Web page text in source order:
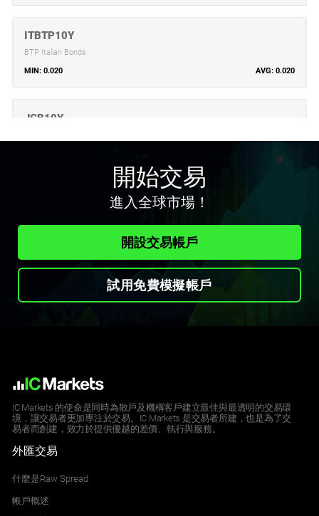
ITBTP10Y
BTP Italian Bonds
0.020
0.020
JGB10Y
US 10 YR T-Note
UST30Y
0.030
開始交易
進入全球市場！
開設交易帳戶
試用免費模擬帳戶
IC Markets 的使命是同時為散戶及機構客戶建立最佳與最透明的交易環
境，讓交易者更加專注於交易。IC Markets 是交易者所建，也是為了交
易者而創建，致力於提供優越的差價、執行與服務。
外匯交易
什麼是Raw Spread
帳戶概述